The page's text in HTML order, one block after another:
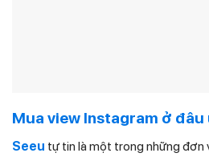
Mua view Instagram ở đâu
Seeu tự tin là một trong những đơn